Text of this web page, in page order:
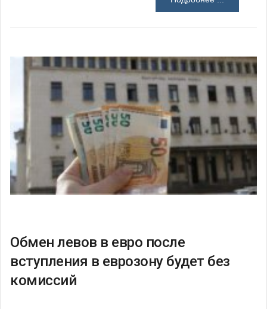
Обмен левов в евро после
вступления в еврозону будет без
комиссий